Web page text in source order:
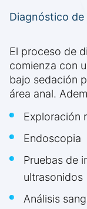
Diagnóstico
El proceso de
comienza con
bajo sedación
área anal.
Exploración
Endoscopia
Pruebas de
ultrasonidos
Análisis